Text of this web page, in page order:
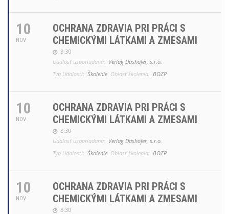
10
NOV
OCHRANA ZDRAVIA PRI PRÁCI S
CHEMICKÝMI LÁTKAMI A ZMESAMI
8:30
Udalosť usporiadaná: Verlag Dashöfer, s.r.o.
Typ Udalosti: Školenie Oblasť školenia: BOZP
10
NOV
OCHRANA ZDRAVIA PRI PRÁCI S
CHEMICKÝMI LÁTKAMI A ZMESAMI
8:30
Udalosť usporiadaná: Verlag Dashöfer, s.r.o.
Typ Udalosti: Školenie Oblasť školenia: BOZP
10
NOV
OCHRANA ZDRAVIA PRI PRÁCI S
CHEMICKÝMI LÁTKAMI A ZMESAMI
8:30